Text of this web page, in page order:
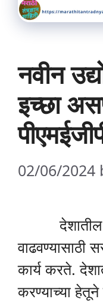
नवीन
इच्छा
02/06/2024
देशातील
वाढवण्यासाठी
कार्य करते.
करण्याच्या